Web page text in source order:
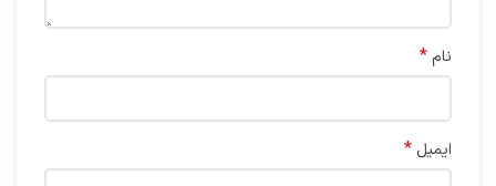
نام *
ایمیل *